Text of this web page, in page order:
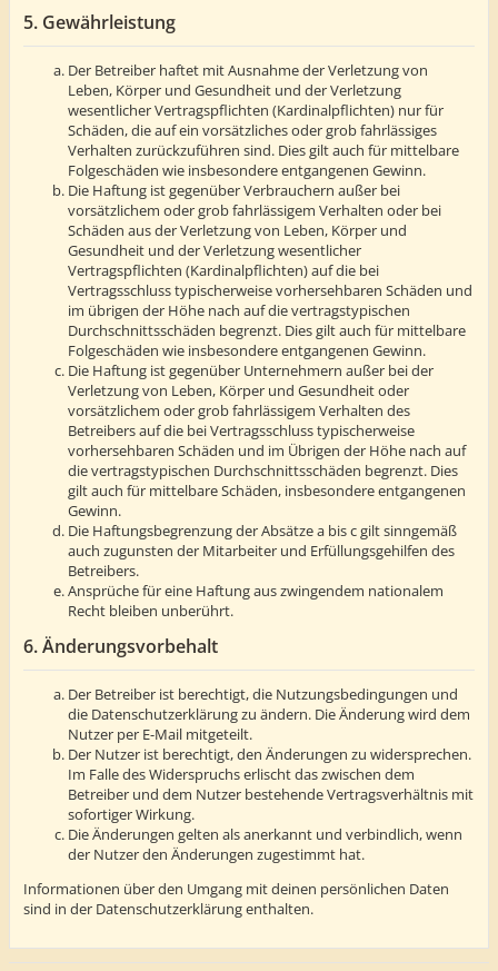
5. Gewährleistung
Der Betreiber haftet mit Ausnahme der Verletzung von
Leben, Körper und Gesundheit und der Verletzung
wesentlicher Vertragspflichten (Kardinalpflichten) nur für
Schäden, die auf ein vorsätzliches oder grob fahrlässiges
Verhalten zurückzuführen sind. Dies gilt auch für mittelbare
Folgeschäden wie insbesondere entgangenen Gewinn.
Die Haftung ist gegenüber Verbrauchern außer bei
vorsätzlichem oder grob fahrlässigem Verhalten oder bei
Schäden aus der Verletzung von Leben, Körper und
Gesundheit und der Verletzung wesentlicher
Vertragspflichten (Kardinalpflichten) auf die bei
Vertragsschluss typischerweise vorhersehbaren Schäden und
im übrigen der Höhe nach auf die vertragstypischen
Durchschnittsschäden begrenzt. Dies gilt auch für mittelbare
Folgeschäden wie insbesondere entgangenen Gewinn.
Die Haftung ist gegenüber Unternehmern außer bei der
Verletzung von Leben, Körper und Gesundheit oder
vorsätzlichem oder grob fahrlässigem Verhalten des
Betreibers auf die bei Vertragsschluss typischerweise
vorhersehbaren Schäden und im Übrigen der Höhe nach auf
die vertragstypischen Durchschnittsschäden begrenzt. Dies
gilt auch für mittelbare Schäden, insbesondere entgangenen
Gewinn.
Die Haftungsbegrenzung der Absätze a bis c gilt sinngemäß
auch zugunsten der Mitarbeiter und Erfüllungsgehilfen des
Betreibers.
Ansprüche für eine Haftung aus zwingendem nationalem
Recht bleiben unberührt.
6. Änderungsvorbehalt
Der Betreiber ist berechtigt, die Nutzungsbedingungen und
die Datenschutzerklärung zu ändern. Die Änderung wird dem
Nutzer per E-Mail mitgeteilt.
Der Nutzer ist berechtigt, den Änderungen zu widersprechen.
Im Falle des Widerspruchs erlischt das zwischen dem
Betreiber und dem Nutzer bestehende Vertragsverhältnis mit
sofortiger Wirkung.
Die Änderungen gelten als anerkannt und verbindlich, wenn
der Nutzer den Änderungen zugestimmt hat.
Informationen über den Umgang mit deinen persönlichen Daten
sind in der Datenschutzerklärung enthalten.